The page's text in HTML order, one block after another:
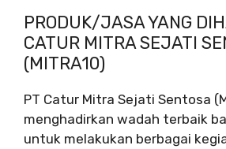
PRODUK/JASA YANG
CATUR MITRA SEJATI
(MITRA10)
PT Catur Mitra Sejati Sentosa
menghadirkan wadah terbaik
untuk melakukan berbagai